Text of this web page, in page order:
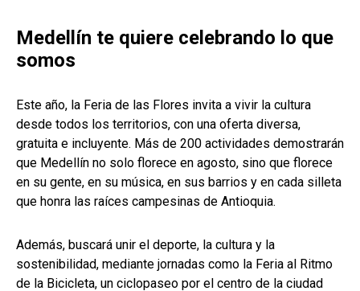
Medellín te quiere celebrando lo que
somos
Este año, la Feria de las Flores invita a vivir la cultura
desde todos los territorios, con una oferta diversa,
gratuita e incluyente. Más de 200 actividades demostrarán
que Medellín no solo florece en agosto, sino que florece
en su gente, en su música, en sus barrios y en cada silleta
que honra las raíces campesinas de Antioquia.
Además, buscará unir el deporte, la cultura y la
sostenibilidad, mediante jornadas como la Feria al Ritmo
de la Bicicleta, un ciclopaseo por el centro de la ciudad